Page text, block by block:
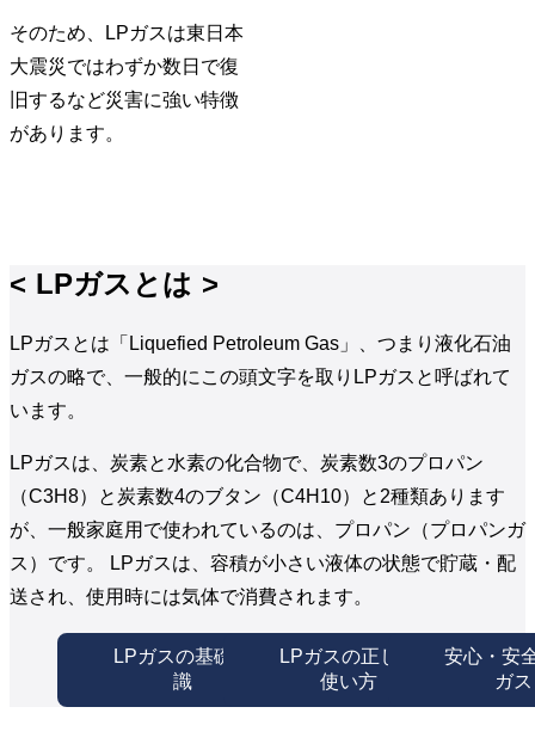
そのため、LPガスは東日本
大震災ではわずか数日で復
旧するなど災害に強い特徴
があります。
LPガスとは
LPガスとは「Liquefied Petroleum Gas」、つまり液化石油
ガスの略で、一般的にこの頭文字を取りLPガスと呼ばれて
います。
LPガスは、炭素と水素の化合物で、炭素数3のプロパン
（C3H8）と炭素数4のブタン（C4H10）と2種類あります
が、一般家庭用で使われているのは、プロパン（プロパンガ
ス）です。 LPガスは、容積が小さい液体の状態で貯蔵・配
送され、使用時には気体で消費されます。
LPガスの基礎知
識
LPガスの正しい
使い方
安心・安
ガス